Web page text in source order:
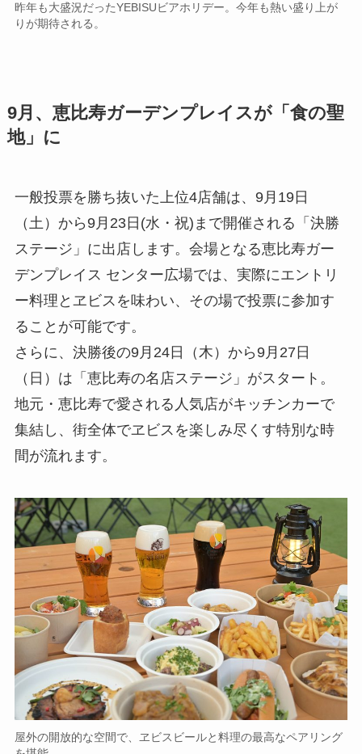
昨年も大盛況だったYEBISUビアホリデー。今年も熱い盛り上が
りが期待される。
9月、恵比寿ガーデンプレイスが「食の聖
地」に
一般投票を勝ち抜いた上位4店舗は、9月19日
（土）から9月23日(水・祝)まで開催される「決勝
ステージ」に出店します。会場となる恵比寿ガー
デンプレイス センター広場では、実際にエントリ
ー料理とヱビスを味わい、その場で投票に参加す
ることが可能です。
さらに、決勝後の9月24日（木）から9月27日
（日）は「恵比寿の名店ステージ」がスタート。
地元・恵比寿で愛される人気店がキッチンカーで
集結し、街全体でヱビスを楽しみ尽くす特別な時
間が流れます。
屋外の開放的な空間で、ヱビスビールと料理の最高なペアリング